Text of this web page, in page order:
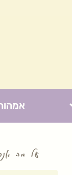
על מה